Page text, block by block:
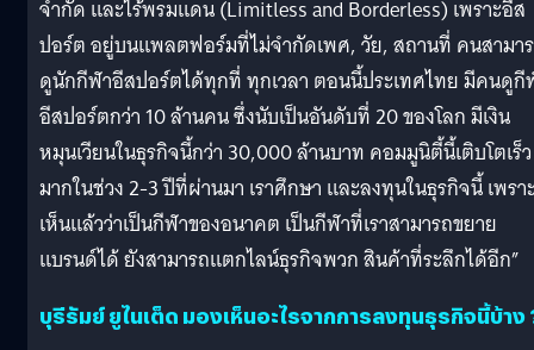
จำกัด และไร้พรมแดน (Limitless and Borderless) เพราะอีส
ปอร์ต อยู่บนแพลตฟอร์มที่ไม่จำกัดเพศ, วัย, สถานที่ คนสามา
ดูนักกีฬาอีสปอร์ตได้ทุกที่ ทุกเวลา ตอนนี้ประเทศไทย มีคนดูกี
อีสปอร์ตกว่า 10 ล้านคน ซึ่งนับเป็นอันดับที่ 20 ของโลก มีเงิน
หมุนเวียนในธุรกิจนี้กว่า 30,000 ล้านบาท คอมมูนิตี้นี้เติบโตเร็ว
มากในช่วง 2-3 ปีที่ผ่านมา เราศึกษา และลงทุนในธุรกิจนี้ เพรา
เห็นแล้วว่าเป็นกีฬาของอนาคต เป็นกีฬาที่เราสามารถขยาย
แบรนด์ได้ ยังสามารถแตกไลน์ธุรกิจพวก สินค้าที่ระลึกได้อีก”
บุรีรัมย์ ยูไนเต็ด มองเห็นอะไรจากการลงทุนธุรกิจนี้บ้าง